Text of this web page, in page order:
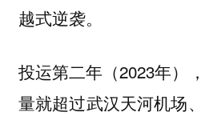
越式逆袭。
投运第二年（2023年）
量就超过武汉天河机场